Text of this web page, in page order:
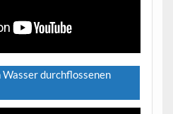
Wasser durchflossenen